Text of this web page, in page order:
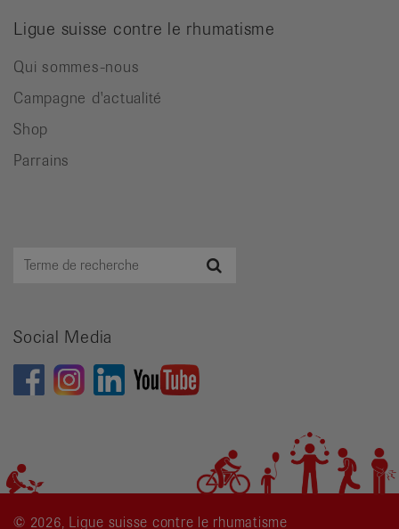
Ligue suisse contre le rhumatisme
Qui sommes-nous
Campagne d'actualité
Shop
Parrains
Terme
Social Media
© 2026, Ligue suisse contre le rhumatisme